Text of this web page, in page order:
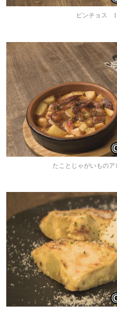
ピンチョス 1
たことじゃがいもの